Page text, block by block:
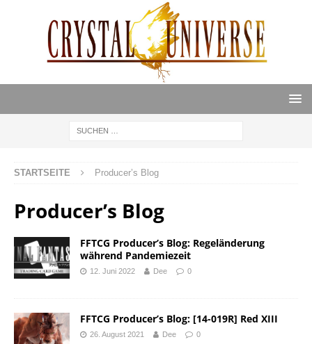
STARTSEITE Producer’s Blog
Producer’s Blog
FFTCG Producer’s Blog: Regeländerung
während Pandemiezeit
12. Juni 2022 Dee 0
FFTCG Producer’s Blog: [14-019R] Red XIII
26. August 2021 Dee 0